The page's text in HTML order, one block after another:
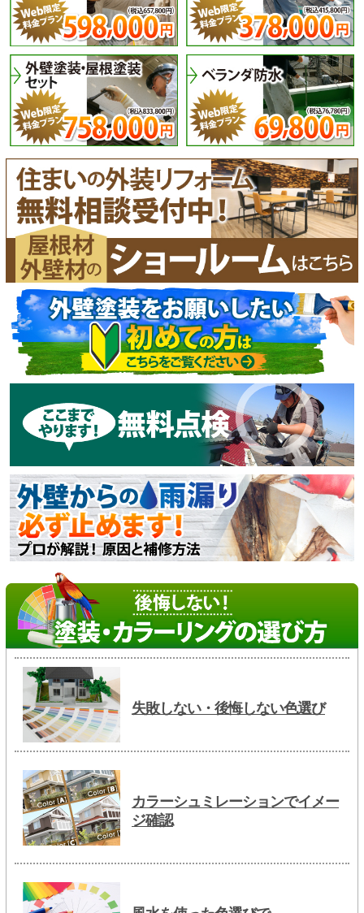
失敗しない・後悔しない色選び
カラーシュミレーションでイメー
ジ確認